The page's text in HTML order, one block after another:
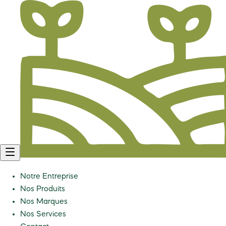
Notre Entreprise
Nos Produits
Nos Marques
Nos Services